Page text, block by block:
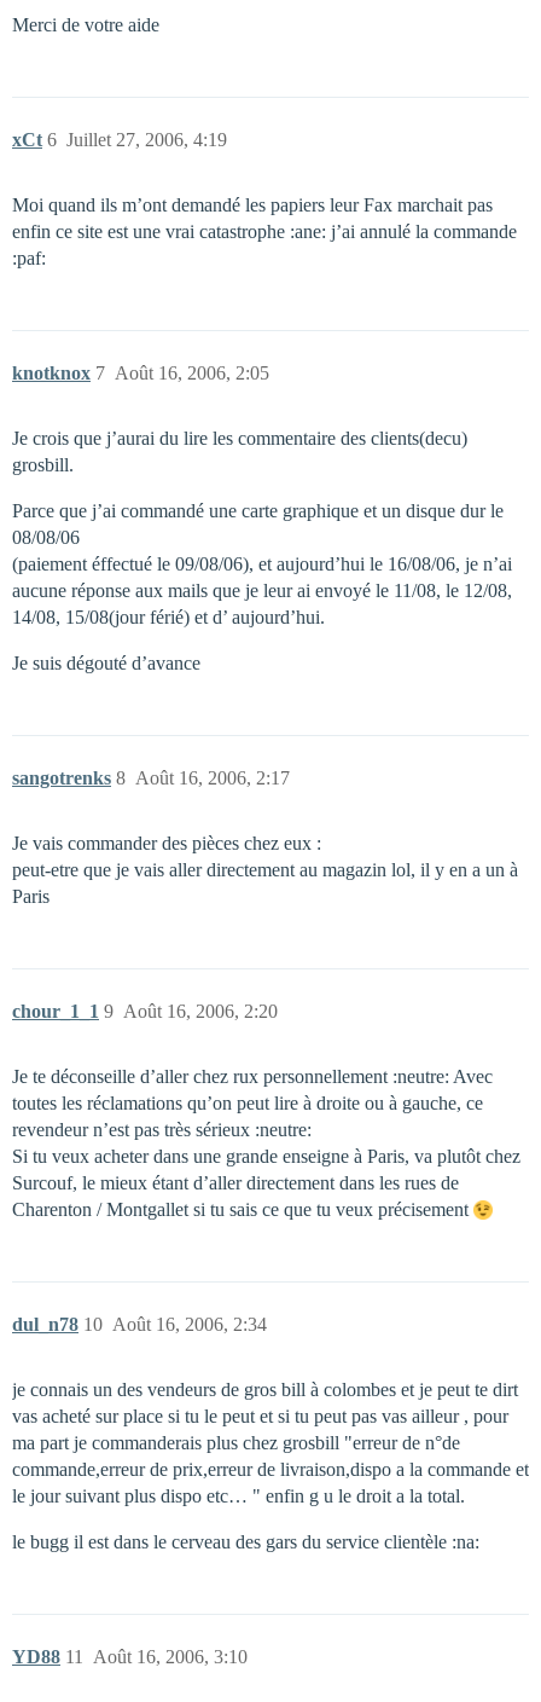
Merci de votre aide
xCt Juillet 27, 2006, 4:19
6
Moi quand ils m’ont demandé les papiers leur Fax marchait pas
enfin ce site est une vrai catastrophe :ane: j’ai annulé la commande
:paf:
knotknox Août 16, 2006, 2:05
7
Je crois que j’aurai du lire les commentaire des clients(decu)
grosbill.
Parce que j’ai commandé une carte graphique et un disque dur le
08/08/06
(paiement éffectué le 09/08/06), et aujourd’hui le 16/08/06, je n’ai
aucune réponse aux mails que je leur ai envoyé le 11/08, le 12/08,
14/08, 15/08(jour férié) et d’ aujourd’hui.
Je suis dégouté d’avance
sangotrenks Août 16, 2006, 2:17
8
Je vais commander des pièces chez eux :
peut-etre que je vais aller directement au magazin lol, il y en a un à
Paris
chour_1_1 Août 16, 2006, 2:20
9
Je te déconseille d’aller chez rux personnellement :neutre: Avec
toutes les réclamations qu’on peut lire à droite ou à gauche, ce
revendeur n’est pas très sérieux :neutre:
Si tu veux acheter dans une grande enseigne à Paris, va plutôt chez
Surcouf, le mieux étant d’aller directement dans les rues de
Charenton / Montgallet si tu sais ce que tu veux précisement
dul_n78 Août 16, 2006, 2:34
10
je connais un des vendeurs de gros bill à colombes et je peut te dirt
vas acheté sur place si tu le peut et si tu peut pas vas ailleur , pour
ma part je commanderais plus chez grosbill "erreur de n°de
commande,erreur de prix,erreur de livraison,dispo a la commande et
le jour suivant plus dispo etc… " enfin g u le droit a la total.
le bugg il est dans le cerveau des gars du service clientèle :na:
YD88 Août 16, 2006, 3:10
11